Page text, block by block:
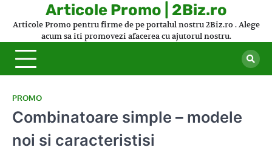
Articole Promo | 2Biz.ro
Articole Promo pentru firme de pe portalul nostru 2Biz.ro . Alege
acum sa iti promovezi afacerea cu ajutorul nostru.
PROMO
Combinatoare simple – modele
noi si caracteristisi